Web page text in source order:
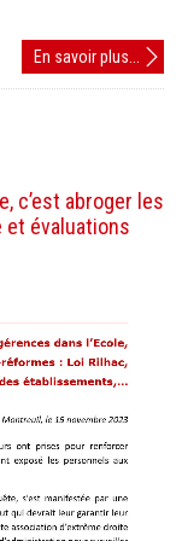
En savoir plus...
Choc
c’est abroger les
et évaluations